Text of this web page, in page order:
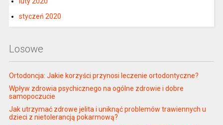
styczeń 2020
Losowe
Ortodoncja: Jakie korzyści przynosi leczenie ortodontyczne?
Wpływ zdrowia psychicznego na ogólne zdrowie i dobre
samopoczucie
Jak utrzymać zdrowe jelita i uniknąć problemów trawiennych u
dzieci z nietolerancją pokarmową?